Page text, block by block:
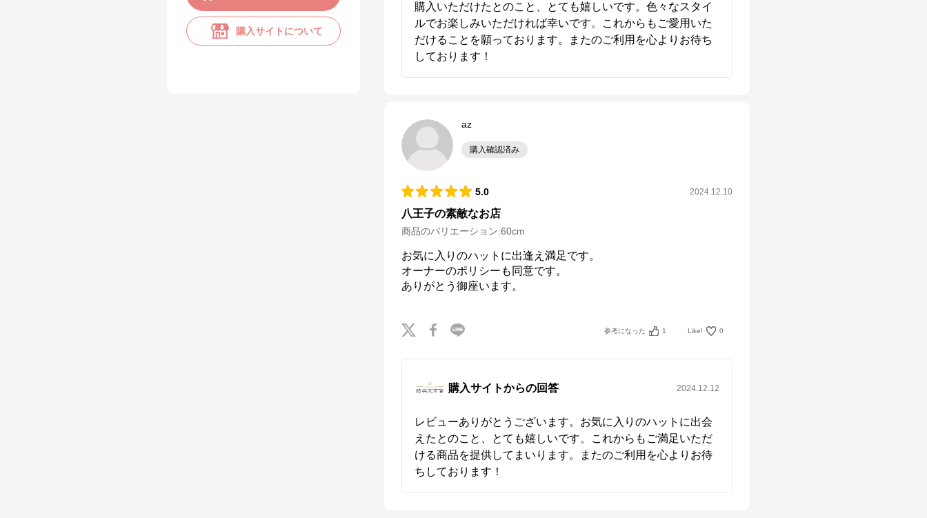
購入サイトについて
購入いただけたとのこと、とても嬉しいです。色々なスタイ
ルでお楽しみいただければ幸いです。これからもご愛用いた
だけることを願っております。またのご利用を心よりお待ち
しております！
az
購入確認済み
5.0 2024.12.10
八王子の素敵なお店
商品のバリエーション:60cm
お気に入りのハットに出逢え満足です。
オーナーのポリシーも同意です。
ありがとう御座います。
参考になった 1 Like! 0
購入サイトからの回答 2024.12.12
レビューありがとうございます。お気に入りのハットに出会
えたとのこと、とても嬉しいです。これからもご満足いただ
ける商品を提供してまいります。またのご利用を心よりお待
ちしております！